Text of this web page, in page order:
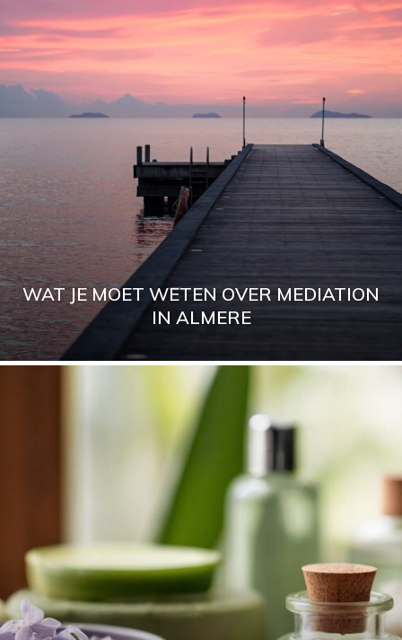
WAT JE MOET WETEN OVER MEDIATION
IN ALMERE